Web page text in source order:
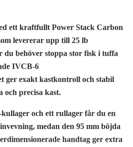
ett kraftfullt Power Stack Carbon
levererar upp till 25 lb
behöver stoppa stor fisk i tuffa
IVCB-6
ger exakt kastkontroll och stabil
och precisa kast.
och ett rullager får du en
medan den 95 mm böjda
handtag ger extra